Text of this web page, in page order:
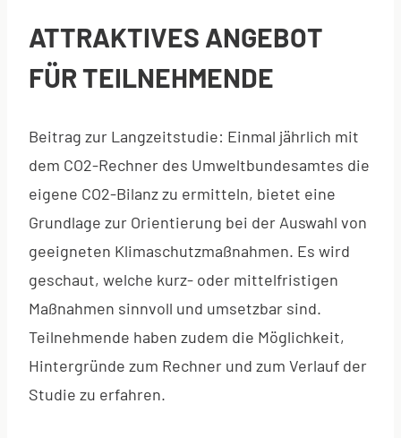
ATTRAKTIVES ANGEBOT
FÜR TEILNEHMENDE
Beitrag zur Langzeitstudie: Einmal jährlich mit
dem CO2-Rechner des Umweltbundesamtes die
eigene CO2-Bilanz zu ermitteln, bietet eine
Grundlage zur Orientierung bei der Auswahl von
geeigneten Klimaschutzmaßnahmen. Es wird
geschaut, welche kurz- oder mittelfristigen
Maßnahmen sinnvoll und umsetzbar sind.
Teilnehmende haben zudem die Möglichkeit,
Hintergründe zum Rechner und zum Verlauf der
Studie zu erfahren.